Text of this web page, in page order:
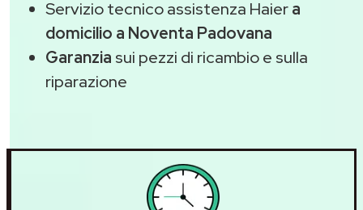
Servizio tecnico assistenza Haiera
domicilio a Noventa Padovana
Garanzia sui pezzi di ricambio e sulla
riparazione